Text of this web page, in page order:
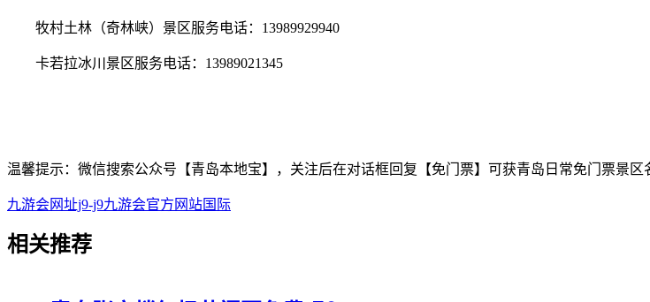
牧村土林（奇林峡）景区服务电话：13989929940
卡若拉冰川景区服务电话：13989021345
温馨提示：微信搜索公众号【青岛本地宝】，关注后在对话框回复【免门票】可获青岛日常免门票景
九游会网址j9-j9九游会官方网站国际
相关推荐